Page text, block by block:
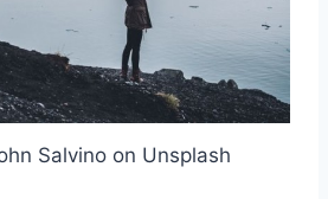
Salvino on Unsplash